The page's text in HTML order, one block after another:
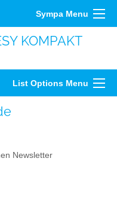
Sympa Menu
KOMPAKT
List Options Menu
Newsletter